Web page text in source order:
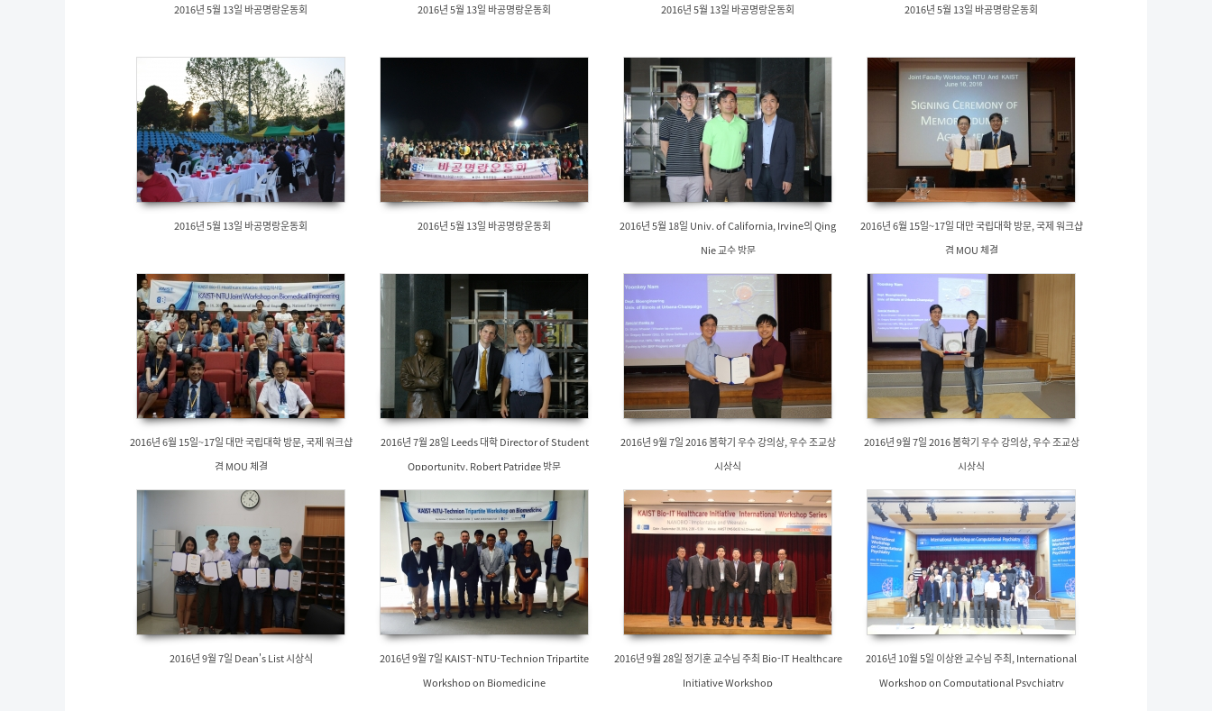
2016년 5월 13일 바공명랑운동회 2016년 5월 13일 바공명랑운동회 2016년 5월 13일 바공명랑운동회 2016년 5월 13일 바공명랑운동회
2016년 5월 13일 바공명랑운동회 2016년 5월 13일 바공명랑운동회
2016년 5월 18일 Univ. of California, Irvine의 Qing
Nie 교수 방문
2016년 6월 15일~17일 대만 국립대학 방문, 국제 워크샵
겸 MOU 체결
2016년 6월 15일~17일 대만 국립대학 방문, 국제 워크샵
겸 MOU 체결
2016년 7월 28일 Leeds 대학 Director of Student
Opportunity, Robert Patridge 방문
2016년 9월 7일 2016 봄학기 우수 강의상, 우수 조교상
시상식
2016년 9월 7일 2016 봄학기 우수 강의상, 우수 조교상
시상식
2016년 9월 7일 Dean's List 시상식
2016년 9월 7일 KAIST-NTU-Technion Tripartite
Workshop on Biomedicine
2016년 9월 28일 정기훈 교수님 주최 Bio-IT Healthcare
Initiative Workshop
2016년 10월 5일 이상완 교수님 주최, International
Workshop on Computational Psychiatry